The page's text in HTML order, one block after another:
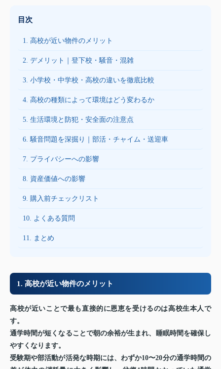
目次
1. 高校が近い物件のメリット
2. デメリット｜登下校・騒音・混雑
3. 小学校・中学校・高校の違いを徹底比較
4. 高校の種類によって環境はどう変わるか
5. 生活環境と防犯・安全面の注意点
6. 騒音問題を深掘り｜部活・チャイム・送迎車
7. プライバシーへの影響
8. 資産価値への影響
9. 購入前チェックリスト
10. よくある質問
11. まとめ
1. 高校が近い物件のメリット
高校が近いことで最も直接的に恩恵を受けるのは高校生本人で
す。
通学時間が短くなることで朝の余裕が生まれ、睡眠時間を確保し
やすくなります。
受験期や部活動が活発な時期には、わずか10〜20分の通学時間の